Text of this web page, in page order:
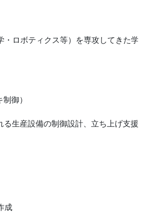
ロボティクス等）を専攻してきた学
御）
る生産設備の制御設計、立ち上げ支援
成